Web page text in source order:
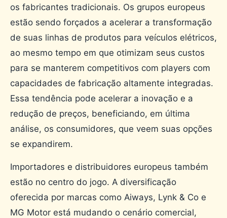
os fabricantes tradicionais. Os grupos europeus
estão sendo forçados a acelerar a transformação
de suas linhas de produtos para veículos elétricos,
ao mesmo tempo em que otimizam seus custos
para se manterem competitivos com players com
capacidades de fabricação altamente integradas.
Essa tendência pode acelerar a inovação e a
redução de preços, beneficiando, em última
análise, os consumidores, que veem suas opções
se expandirem.
Importadores e distribuidores europeus também
estão no centro do jogo. A diversificação
oferecida por marcas como Aiways, Lynk & Co e
MG Motor está mudando o cenário comercial,